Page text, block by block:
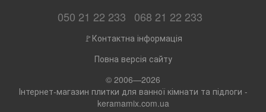
050 21 22 233 068 21 22 233
🚩Контактна інформація
Повна версія сайту
© 2006—2026
Інтернет-магазин плитки для ванної кімнати та підлоги -
keramamix.com.ua